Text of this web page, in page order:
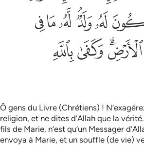
ﱰﱱﱲﱳﱴﱵ
ﱹﱺﱻﱼ
Ô gens du Livre (Chrétiens) !
religion, et ne dites d’Allah que la
fils de Marie, n’est qu’un Messager
envoya à Marie, et un souffle (de vie)